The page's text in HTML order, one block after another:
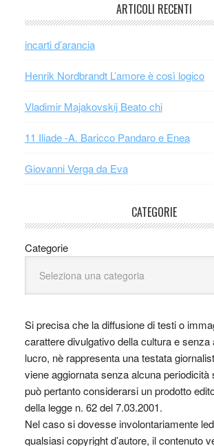
ARTICOLI RECENTI
incarti d’arancia
Henrik Nordbrandt L’amore è così logico
Vladimir Majakovskij Beato chi
11 Iliade -A. Baricco Pandaro e Enea
Giovanni Verga da Eva
CATEGORIE
Categorie
Si precisa che la diffusione di testi o
carattere divulgativo della cultura e senza
lucro, nè rappresenta una testata
viene aggiornata senza alcuna
può pertanto considerarsi un prodotto
della legge n. 62 del 7.03.2001.
Nel caso si dovesse involontariamente
qualsiasi copyright d’autore, il contenuto